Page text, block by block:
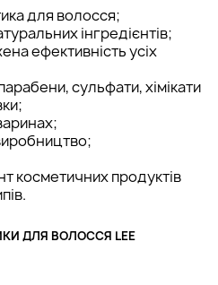
для волосся;
інгредієнтів;
ефективність усіх
сульфати, хімікати
косметичних продуктів
ДЛЯ ВОЛОССЯ LEE